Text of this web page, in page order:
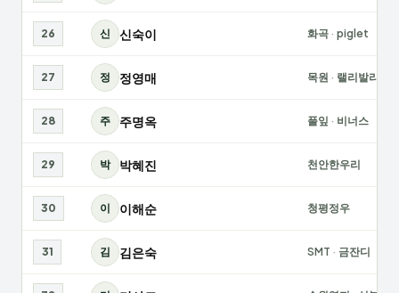
26 신 신숙이 화곡 · piglet
27 정 정영매 목원 · 랠리발리팀
28 주 주명옥 풀잎 · 비너스
29 박 박혜진 천안한우리
30 이 이해순 청평정우
31 김 김은숙 SMT · 금잔디